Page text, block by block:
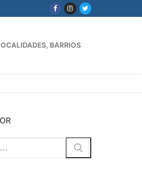
BARRIOS